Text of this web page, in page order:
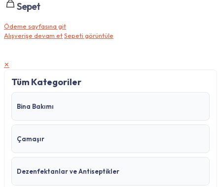
Sepet
Ödeme sayfasına git
Alışverişe devam etSepeti görüntüle
✕
Tüm Kategoriler
Bina Bakımı
Çamaşır
Dezenfektanlar ve Antiseptikler